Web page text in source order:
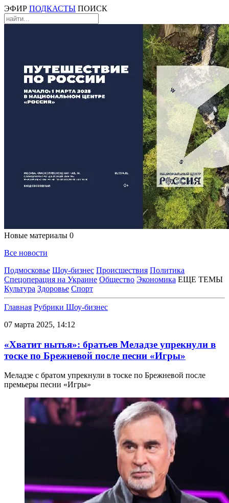
ЭФИР ПОДКАСТЫ ПОИСК
Новые материалы 0
Все новости
Подмосковье Шоу-бизнес Происшествия Политика
Спецоперация на Украине Общество Экономика ЕЩЕ ТЕМЫ
Культура Здоровье Спорт
Главная Рубрики Шоу-бизнес
07 марта 2025, 14:12
«Хватит нытья»: братьев Меладзе упрекнули в
тоске по Брежневой после песни «Игры»
Меладзе с братом упрекнули в тоске по Брежневой после
премьеры песни «Игры»